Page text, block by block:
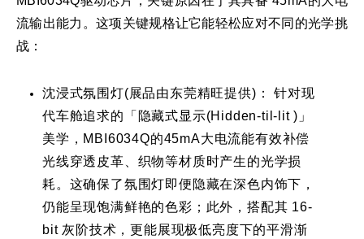
流输出能力。这项关键规格让它能轻松应对不同的光学挑
战：
沈浸式氛围灯(展品由东莞精旺提供)： 针对现
代车舱追求的「隐藏式显示(Hidden-til-lit )」
美学，MBI6034Q的45mA大电流能有效补偿
光线穿透皮革、织物等材质时产生的光学损
耗。这确保了氛围灯即便隐藏在深色内饰下，
仍能呈现饱满鲜艳的色彩；此外，搭配其 16-
bit 灰阶技术，更能展现极低亮度下的平滑渐